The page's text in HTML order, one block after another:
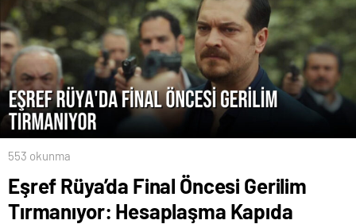
553 okunma
Eşref Rüya’da Final Öncesi Gerilim
Tırmanıyor: Hesaplaşma Kapıda